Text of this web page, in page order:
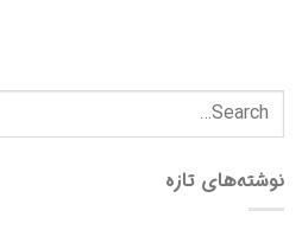
نوشته‌های تازه